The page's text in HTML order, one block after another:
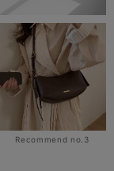
Recommend no.3